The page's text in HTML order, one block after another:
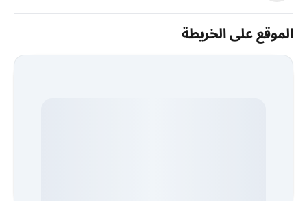
الموقع على الخريطة